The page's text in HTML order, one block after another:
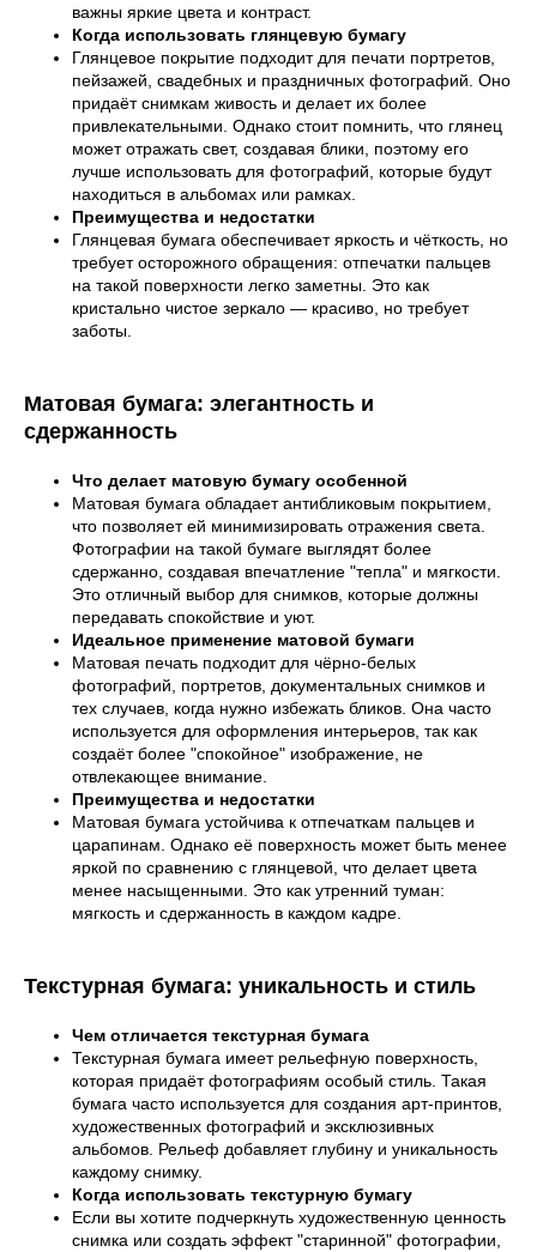
важны яркие цвета и контраст.
Когда использовать глянцевую бумагу
Глянцевое покрытие подходит для печати портретов,
пейзажей, свадебных и праздничных фотографий. Оно
придаёт снимкам живость и делает их более
привлекательными. Однако стоит помнить, что глянец
может отражать свет, создавая блики, поэтому его
лучше использовать для фотографий, которые будут
находиться в альбомах или рамках.
Преимущества и недостатки
Глянцевая бумага обеспечивает яркость и чёткость, но
требует осторожного обращения: отпечатки пальцев
на такой поверхности легко заметны. Это как
кристально чистое зеркало — красиво, но требует
заботы.
Матовая бумага: элегантность и
сдержанность
Что делает матовую бумагу особенной
Матовая бумага обладает антибликовым покрытием,
что позволяет ей минимизировать отражения света.
Фотографии на такой бумаге выглядят более
сдержанно, создавая впечатление "тепла" и мягкости.
Это отличный выбор для снимков, которые должны
передавать спокойствие и уют.
Идеальное применение матовой бумаги
Матовая печать подходит для чёрно-белых
фотографий, портретов, документальных снимков и
тех случаев, когда нужно избежать бликов. Она часто
используется для оформления интерьеров, так как
создаёт более "спокойное" изображение, не
отвлекающее внимание.
Преимущества и недостатки
Матовая бумага устойчива к отпечаткам пальцев и
царапинам. Однако её поверхность может быть менее
яркой по сравнению с глянцевой, что делает цвета
менее насыщенными. Это как утренний туман:
мягкость и сдержанность в каждом кадре.
Текстурная бумага: уникальность и стиль
Чем отличается текстурная бумага
Текстурная бумага имеет рельефную поверхность,
которая придаёт фотографиям особый стиль. Такая
бумага часто используется для создания арт-принтов,
художественных фотографий и эксклюзивных
альбомов. Рельеф добавляет глубину и уникальность
каждому снимку.
Когда использовать текстурную бумагу
Если вы хотите подчеркнуть художественную ценность
снимка или создать эффект "старинной" фотографии,